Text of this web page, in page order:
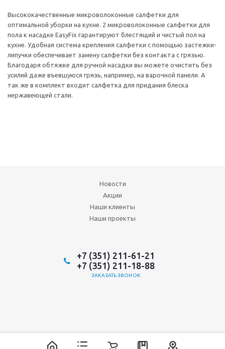
Высококачественные микроволоконные салфетки для
оптимальной уборки на кухне. 2 микроволоконные салфетки для
пола к насадке EasyFix гарантируют блестящий и чистый пол на
кухне. Удобная система крепления салфетки с помощью застежки-
липучки обеспечивает замену салфетки без контакта с грязью.
Благодаря обтяжке для ручной насадки вы можете очистить без
усилий даже въевшуюся грязь, например, на варочной панели. А
так же в комплект входит салфетка для придания блеска
нержавеющей стали.
Новости
Акции
Наши клиенты
Наши проекты
+7 (351) 211-61-21
+7 (351) 211-18-88
ЗАКАЗАТЬ ЗВОНОК
2026 © ООО "Аврора-ИнтерТрейд" ИТ-аутсорсинг, разработка и